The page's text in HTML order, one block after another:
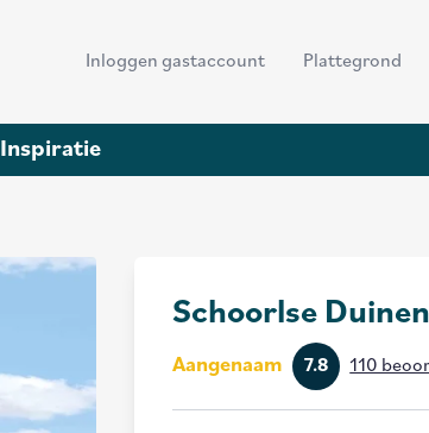
Header
Inloggen gastaccount Plattegrond
Inspiratie
Schoorlse
Aangenaam 7.8 110